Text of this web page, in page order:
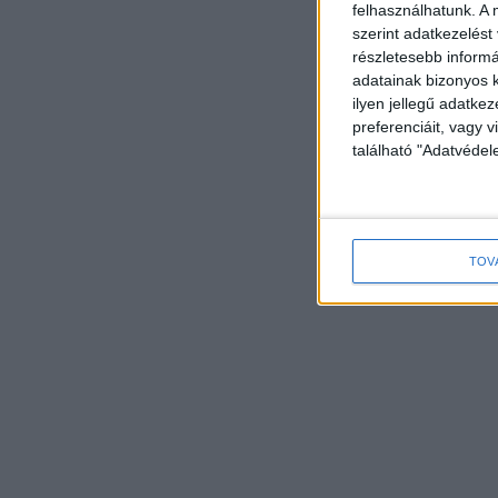
felhasználhatunk. A
szerint
részletesebb
adatainak bizonyos
ilyen jellegű
preferenciáit, vagy
található